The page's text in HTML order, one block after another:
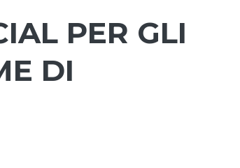
PER GLI
DI